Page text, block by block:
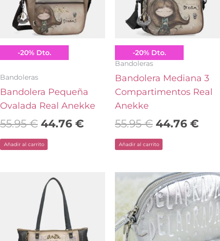
-20% Dto.
Anekke
Bandoleras
Bandolera Pequeña
Ovalada Real Anekke
55.95€ 44.76 €
Añadir al carrito
-20% Dto.
Anekke
Bandoleras
Bandolera Mediana 3
Compartimentos Real
Anekke
55.95€ 44.76 €
Añadir al carrito
El
precio
original
era:
72.95 €.58.36 €.
El
precio
original
era:
35.80 €.
El
es: